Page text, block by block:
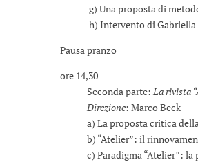
g) Una proposta di metodo
h) Intervento di Gabriella
Pausa pranzo
ore 14,30
Seconda parte: La rivista
Direzione: Marco Beck
a) La proposta critica della
b) “Atelier”: il
c) Paradigma “Atelier”: la